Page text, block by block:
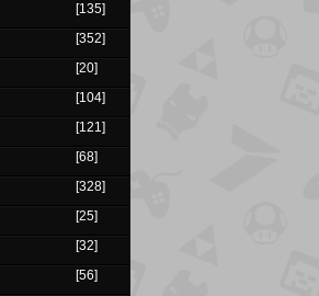
[135]
[352]
[20]
[104]
[121]
[68]
[328]
[25]
[32]
[56]